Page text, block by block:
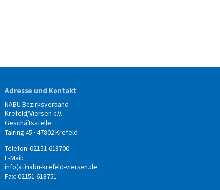
Adresse und Kontakt
NABU Bezirksverband
Krefeld/Viersen e.V.
Geschäftsstelle
Talring 45 · 47802 Krefeld
Telefon: 02151 618700
E-Mail:
info(at)nabu-krefeld-viersen.de
Fax: 02151 618751